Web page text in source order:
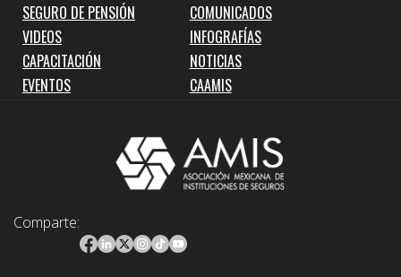
SEGURO DE PENSIÓN
COMUNICADOS
VIDEOS
INFOGRAFÍAS
CAPACITACIÓN
NOTICIAS
EVENTOS
CAAMIS
Comparte: